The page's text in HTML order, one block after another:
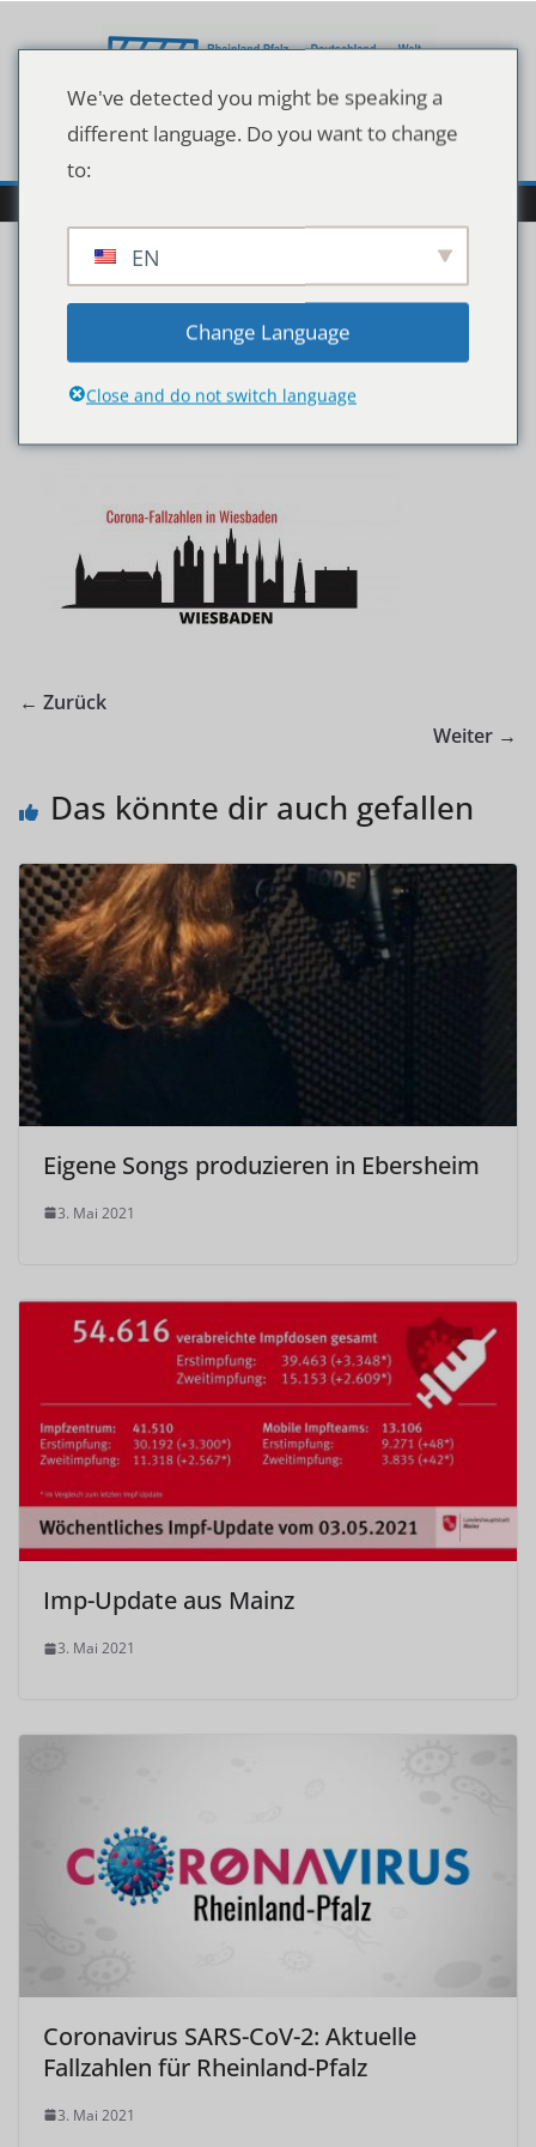
Inhalt
shutterstock_157337622
← Zurück
Weiter →
Das könnte dir auch gefallen
Eigene Songs produzieren in Ebersheim
3. Mai 2021
Imp-Update aus Mainz
3. Mai 2021
Coronavirus SARS-CoV-2: Aktuelle
Fallzahlen für Rheinland-Pfalz
3. Mai 2021
We've detected you might be speaking a
different language. Do you want to change
to:
EN
Change Language
Close and do not switch language